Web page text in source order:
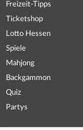
Freizeit-Tipps
Ticketshop
Lotto Hessen
Spiele
Mahjong
Backgammon
Quiz
Partys